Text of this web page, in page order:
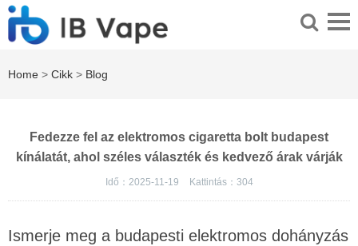
Home > Cikk > Blog
Fedezze fel az elektromos cigaretta bolt budapest
kínálatát, ahol széles választék és kedvező árak várják
Idő：2025-11-19 Kattintás： 304
Ismerje meg a budapesti elektromos dohányzás